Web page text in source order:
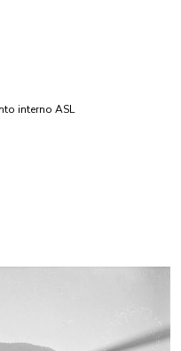
interno ASL